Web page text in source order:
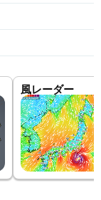
風レーダー